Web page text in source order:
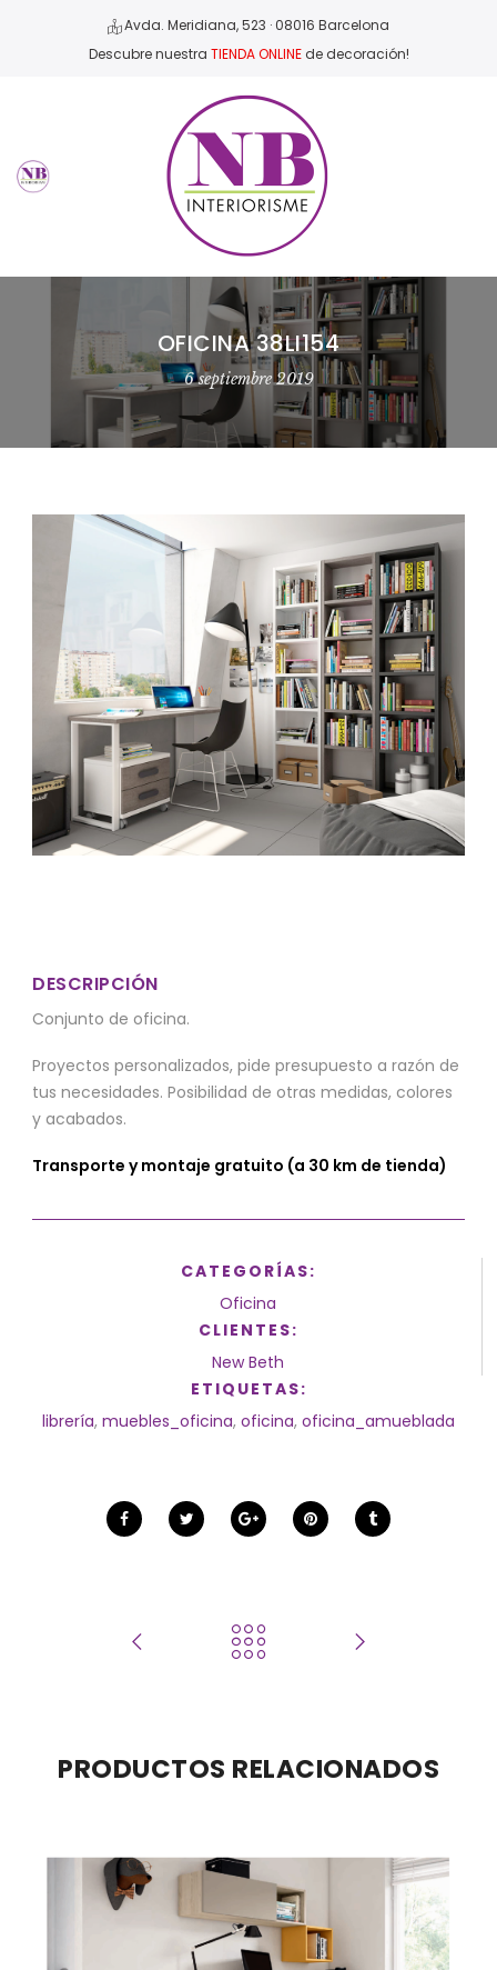
Avda. Meridiana, 523 · 08016 Barcelona
Descubre nuestra TIENDA ONLINEde decoración!
OFICINA 38LI154
6 septiembre 2019
DESCRIPCIÓN
Conjunto de oficina.
Proyectos personalizados, pide presupuesto a razón de
tus necesidades. Posibilidad de otras medidas, colores
y acabados.
Transporte y montaje gratuito (a 30 km de tienda)
CATEGORÍAS:
Oficina
CLIENTES:
New Beth
ETIQUETAS:
librería, muebles_oficina, oficina, oficina_amueblada
PRODUCTOS RELACIONADOS